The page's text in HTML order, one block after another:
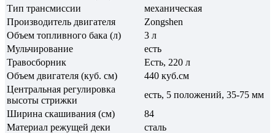
Тип трансмиссии
механическая
Производитель двигателя
Zongshen
Объем топливного бака (л)
3 л
Мульчирование
есть
Травосборник
Есть, 220 л
Объем двигателя (куб. см)
440 куб.см
Центральная регулировка
высоты стрижки
есть, 5 положений, 35-75 мм
Ширина скашивания (см)
84
Материал режущей деки
сталь